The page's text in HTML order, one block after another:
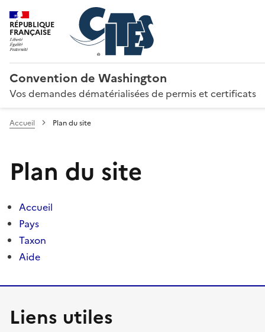
RÉPUBLIQUE
FRANÇAISE
Convention de Washington
Vos demandes dématérialisées de permis et certificats
Accueil Plan du site
Plan du site
Accueil
Pays
Taxon
Aide
Liens utiles